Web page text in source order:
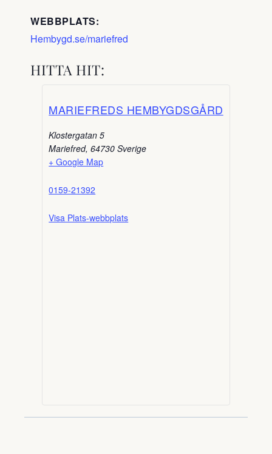
WEBBPLATS:
Hembygd.se/mariefred
HITTA HIT:
MARIEFREDS HEMBYGDSGÅRD
Klostergatan 5
Mariefred, 64730 Sverige
+ Google Map
0159-21392
Visa Plats-webbplats